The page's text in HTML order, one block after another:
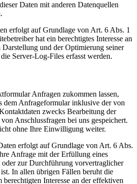
Daten mit anderen Datenquellen
erfolgt auf Grundlage von Art. 6 Abs. 1
hat ein berechtigtes Interesse an
und der Optimierung seiner
Server-Log-Files erfasst werden.
Anfragen zukommen lassen,
dem Anfrageformular inklusive der von
zwecks Bearbeitung der
Anschlussfragen bei uns gespeichert.
ohne Ihre Einwilligung weiter.
erfolgt auf Grundlage von Art. 6 Abs.
Anfrage mit der Erfüllung eines
oder zur Durchführung vorvertraglicher
In allen übrigen Fällen beruht die
berechtigten Interesse an der effektiven